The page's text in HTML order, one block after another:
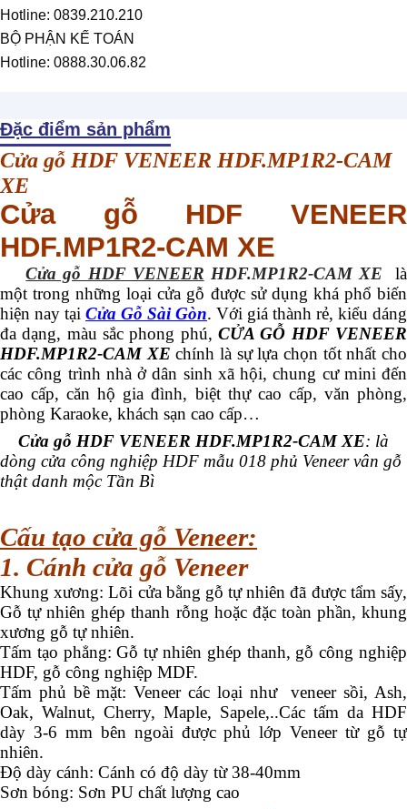
Hotline: 0839.210.210
BỘ PHẬN KẾ TOÁN
Hotline: 0888.30.06.82
Đặc điểm sản phẩm
Cửa gỗ HDF VENEER HDF.MP1R2-CAM
XE
Cửa gỗ HDF VENEER
HDF.MP1R2-CAM XE
Cửa gỗ HDF VENEER HDF.MP1R2-CAM XE là
một trong những loại cửa gỗ được sử dụng khá phổ biến
hiện nay tại Cửa Gỗ Sài Gòn. Với giá thành rẻ, kiểu dáng
đa dạng, màu sắc phong phú, CỬA GỖ HDF VENEER
HDF.MP1R2-CAM XE chính là sự lựa chọn tốt nhất cho
các công trình nhà ở dân sinh xã hội, chung cư mini đến
cao cấp, căn hộ gia đình, biệt thự cao cấp, văn phòng,
phòng Karaoke, khách sạn cao cấp…
Cửa gỗ HDF VENEER HDF.MP1R2-CAM XE: là
dòng cửa công nghiệp HDF mẫu 018 phủ Veneer vân gỗ
thật danh mộc Tần Bì
Cấu tạo cửa gỗ Veneer:
1. Cánh cửa gỗ Veneer
Khung xương: Lõi cửa bằng gỗ tự nhiên đã được tẩm sấy,
Gỗ tự nhiên ghép thanh rỗng hoặc đặc toàn phần, khung
xương gỗ tự nhiên.
Tấm tạo phẳng: Gỗ tự nhiên ghép thanh, gỗ công nghiệp
HDF, gỗ công nghiệp MDF.
Tấm phủ bề mặt: Veneer các loại như veneer sồi, Ash,
Oak, Walnut, Cherry, Maple, Sapele,..Các tấm da HDF
dày 3-6 mm bên ngoài được phủ lớp Veneer từ gỗ tự
nhiên.
Độ dày cánh: Cánh có độ dày từ 38-40mm
Sơn bóng: Sơn PU chất lượng cao